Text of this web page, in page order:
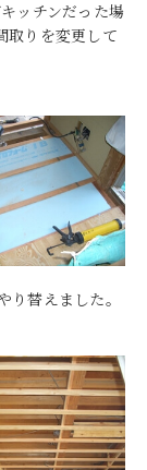
ッチンだった場
取りを変更して
替えました。